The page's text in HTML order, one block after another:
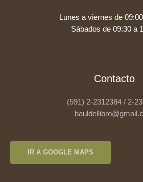
Lunes a viernes de
Sábados de 09:30 a
Contacto
(591) 2-2312384 / 2-
IR A GOOGLE MAPS